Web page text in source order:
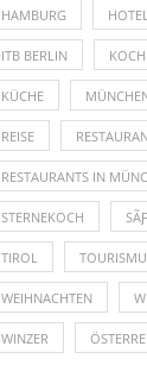
HAMBURG
ITB BERLIN KOCH
KÜCHE
REISE
RESTAURANTS IN
STERNEKOCH
TIROL
WEIHNACHTEN
WINZER